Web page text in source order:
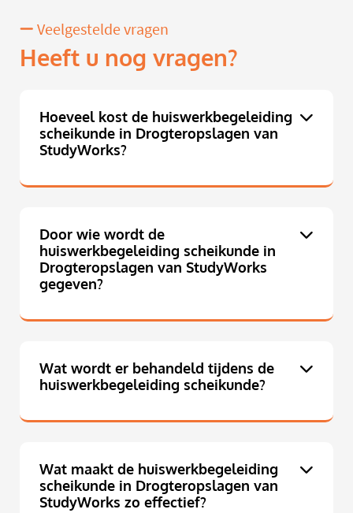
Veelgestelde vragen
Heeft u nog vragen?
Hoeveel kost de huiswerkbegeleiding
scheikunde in Drogteropslagen van
StudyWorks?
Door wie wordt de
huiswerkbegeleiding scheikunde in
Drogteropslagen van StudyWorks
gegeven?
Wat wordt er behandeld tijdens de
huiswerkbegeleiding scheikunde?
Wat maakt de huiswerkbegeleiding
scheikunde in Drogteropslagen van
StudyWorks zo effectief?